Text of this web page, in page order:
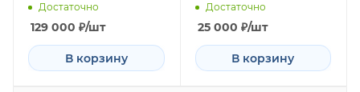
Бразилии
Достаточно
129 000 ₽/шт
В корзину
Достаточно
25 000 ₽/шт
В корзину